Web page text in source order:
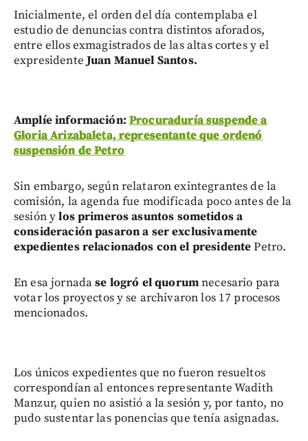
Inicialmente, el orden del día contemplaba el
estudio de denuncias contra distintos aforados,
entre ellos exmagistrados de las altas cortes y el
expresidenteJuan Manuel Santos.
Amplíe información: Procuraduría suspende a
Gloria Arizabaleta, representante que ordenó
suspensión de Petro
Sin embargo, según relataron exintegrantes de la
comisión, la agenda fue modificada poco antes de la
sesión ylos primeros asuntos sometidos a
consideración pasaron a ser exclusivamente
expedientes relacionados con el presidentePetro.
En esa jornadase logró el quorumnecesario para
votar los proyectos y se archivaron los 17 procesos
mencionados.
Los únicos expedientes que no fueron resueltos
correspondían al entonces representante Wadith
Manzur, quien no asistió a la sesión y, por tanto, no
pudo sustentar las ponencias que tenía asignadas.